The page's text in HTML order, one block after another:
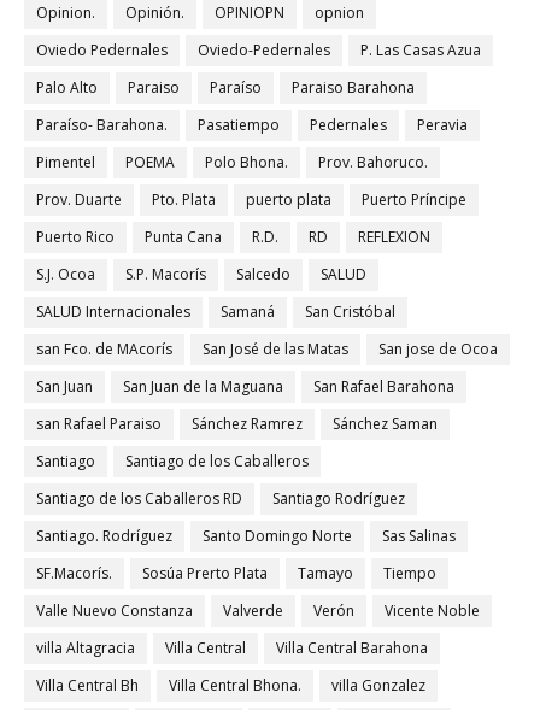
Opinion.
Opinión. OPINIOPN
opnion
Oviedo Pedernales
Oviedo-Pedernales
P. Las Casas Azua
Palo Alto
Paraiso Paraíso
Paraiso Barahona
Paraíso- Barahona.
Pasatiempo Pedernales
Peravia
Pimentel
POEMA Polo Bhona.
Prov. Bahoruco.
Prov. Duarte
Pto. Plata puerto plata
Puerto Príncipe
Puerto Rico
Punta Cana R.D. RD
REFLEXION
S.J. Ocoa
S.P. Macorís Salcedo
SALUD
SALUD Internacionales
Samaná
San Cristóbal
san Fco. de MAcorís
San José de las Matas
San jose de Ocoa
San Juan
San Juan de la Maguana
San Rafael Barahona
san Rafael Paraiso
Sánchez Ramrez
Sánchez Saman
Santiago
Santiago de los Caballeros
Santiago de los Caballeros RD
Santiago Rodríguez
Santiago. Rodríguez
Santo Domingo Norte
Sas Salinas
SF.Macorís.
Sosúa Prerto Plata Tamayo
Tiempo
Valle Nuevo Constanza
Valverde Verón
Vicente Noble
villa Altagracia
Villa Central
Villa Central Barahona
Villa Central Bh
Villa Central Bhona.
villa Gonzalez